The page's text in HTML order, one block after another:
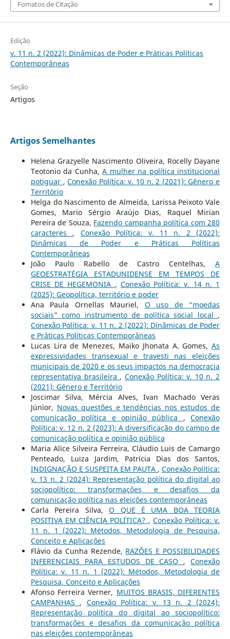
Fomatos de Citação
Edição
v. 11 n. 2 (2022): Dinâmicas de Poder e Práticas Políticas
Contemporâneas
Seção
Artigos
Artigos Semelhantes
Helena Grazyelle Nascimento Oliveira, Rocelly Dayane
Teotonio da Cunha,A mulher na política institucional
potiguar ,Conexão Política: v. 10 n. 2 (2021): Gênero e
Território
Helga do Nascimento de Almeida, Larissa Peixoto Vale
Gomes, Mario Sérgio Araújo Dias, Raquel Mirian
Pereira de Souza, Fazendo campanha política com 280
caracteres , Conexão Política: v. 11 n. 2 (2022):
Dinâmicas de Poder e Práticas Políticas
Contemporâneas
João Paulo Rabello de Castro Centelhas,A
GEOESTRATÉGIA ESTADUNIDENSE EM TEMPOS DE
CRISE DE HEGEMONIA , Conexão Política: v. 14 n. 1
(2025): Geopolítica, território e poder
Ana Paula Ornellas Mauriel, O uso de “moedas
sociais” como instrumento de política social local ,
Conexão Política: v. 11 n. 2 (2022): Dinâmicas de Poder
e Práticas Políticas Contemporâneas
Lucas Lira de Menezes, Maiko Jhonata A. Gomes,As
expressividades transexual e travesti nas eleições
municipais de 2020 e os seus impactos na democracia
representativa brasileira , Conexão Política: v. 10 n. 2
(2021): Gênero e Território
Joscimar Silva, Mércia Alves, Ivan Machado Veras
Júnior, Novas questões e tendências nos estudos de
comunicação política e opinião pública ,Conexão
Política: v. 12 n. 2 (2023): A diversificação do campo de
comunicação política e opinião pública
Maria Alice Silveira Ferreira, Cláudio Luis de Camargo
Penteado, Luiza Jardim, Patrícia Dias dos Santos,
INDIGNAÇÃO E SUSPEITA EM PAUTA ,Conexão Política:
v. 13 n. 2 (2024): Representação política do digital ao
sociopolítico: transformações e desafios da
comunicação política nas eleições contemporâneas
Carla Pereira Silva,O QUE É UMA BOA TEORIA
POSITIVA EM CIÊNCIA POLÍTICA? , Conexão Política: v.
11 n. 1 (2022): Métodos, Metodologia de Pesquisa,
Conceito e Aplicações
Flávio da Cunha Rezende, RAZÕES E POSSIBILIDADES
INFERENCIAIS PARA ESTUDOS DE CASO ,Conexão
Política: v. 11 n. 1 (2022): Métodos, Metodologia de
Pesquisa, Conceito e Aplicações
Afonso Ferreira Verner, MUITOS BRASIS, DIFERENTES
CAMPANHAS , Conexão Política: v. 13 n. 2 (2024):
Representação política do digital ao sociopolítico:
transformações e desafios da comunicação política
nas eleições contemporâneas